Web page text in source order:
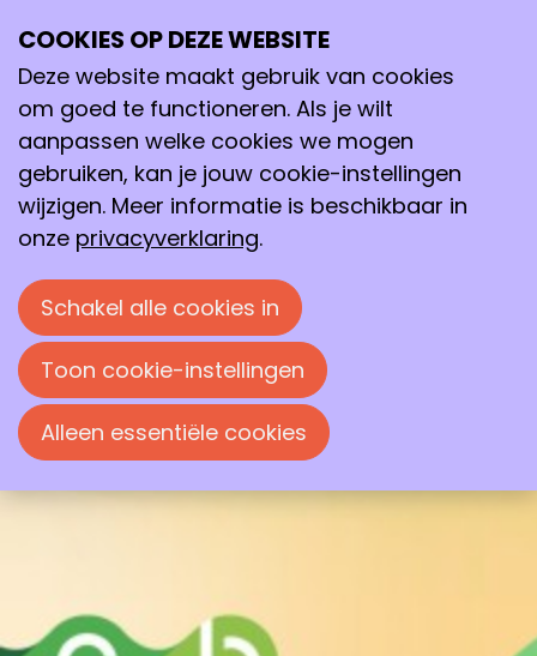
28jun
01jul
15:30 - 16:15 A Room with a ZOO, Antwerpen
ECB 2026 European Congress on
Biotechnology
Thema:Shaping tomorrow:
Biotechnology for Health, Food, Energy,
Environment
COOKIES OP DEZE WEBSITE
Deze website maakt gebruik van cookies
om goed te functioneren. Als je wilt
aanpassen welke cookies we mogen
gebruiken, kan je jouw cookie-instellingen
wijzigen. Meer informatie is beschikbaar in
onze privacyverklaring.
Schakel alle cookies in
Toon cookie-instellingen
Alleen essentiële cookies